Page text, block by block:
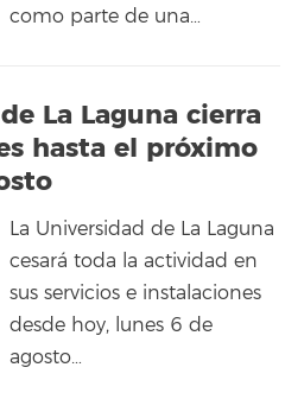
como parte de una…
La Laguna cierra
hasta el próximo
La Universidad de La Laguna
cesará toda la actividad en
sus servicios e instalaciones
desde hoy, lunes 6 de
agosto…